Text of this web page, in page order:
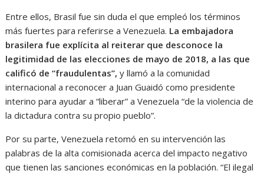
Entre ellos, Brasil fue sin duda el que empleó los términos
más fuertes para referirse a Venezuela. La embajadora
brasilera fue explícita al reiterar que desconoce la
legitimidad de las elecciones de mayo de 2018, a las que
calificó de “fraudulentas”, y llamó a la comunidad
internacional a reconocer a Juan Guaidó como presidente
interino para ayudar a “liberar” a Venezuela “de la violencia de
la dictadura contra su propio pueblo”.
Por su parte, Venezuela retomó en su intervención las
palabras de la alta comisionada acerca del impacto negativo
que tienen las sanciones económicas en la población. “El ilegal